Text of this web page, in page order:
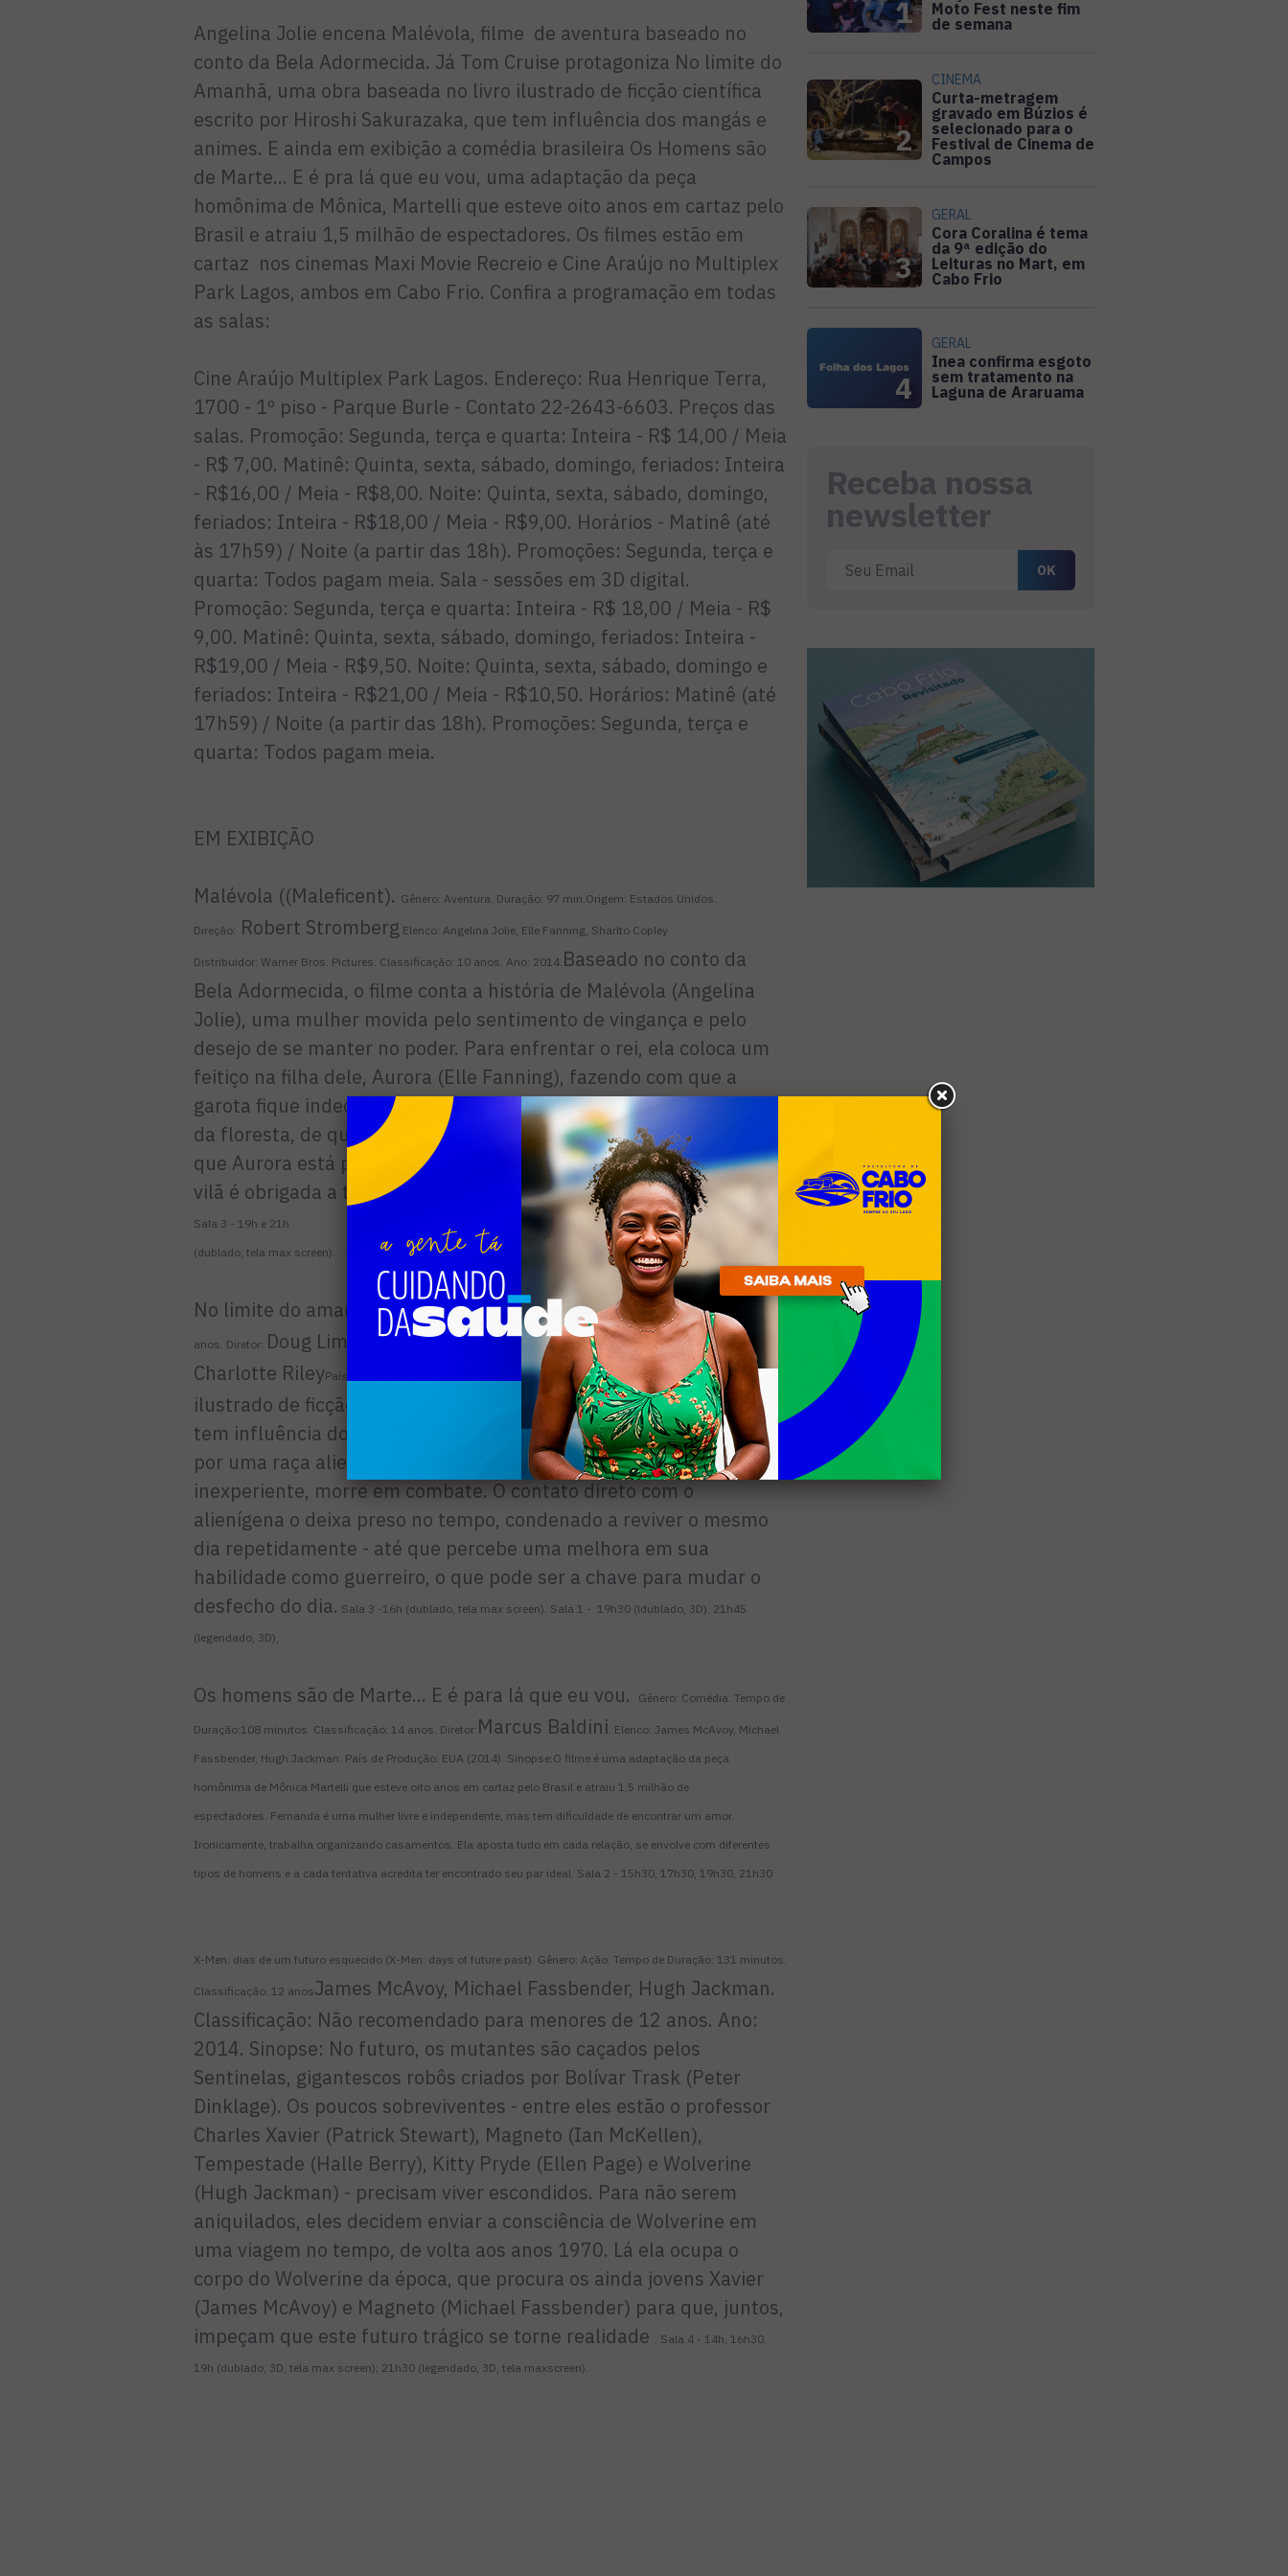
Angelina Jolie encena Malévola, filme de aventura baseado no
conto da Bela Adormecida. Já Tom Cruise protagoniza No limite do
Amanhã, uma obra baseada no livro ilustrado de ficção científica
escrito por Hiroshi Sakurazaka, que tem influência dos mangás e
animes. E ainda em exibição a comédia brasileira Os Homens são
de Marte... E é pra lá que eu vou, uma adaptação da peça
homônima de Mônica, Martelli que esteve oito anos em cartaz pelo
Brasil e atraiu 1,5 milhão de espectadores. Os filmes estão em
cartaz nos cinemas Maxi Movie Recreio e Cine Araújo no Multiplex
Park Lagos, ambos em Cabo Frio. Confira a programação em todas
as salas:
Cine Araújo Multiplex Park Lagos. Endereço: Rua Henrique Terra,
1700 - 1º piso - Parque Burle - Contato 22-2643-6603. Preços das
salas. Promoção: Segunda, terça e quarta: Inteira - R$ 14,00 / Meia
- R$ 7,00. Matinê: Quinta, sexta, sábado, domingo, feriados: Inteira
- R$16,00 / Meia - R$8,00. Noite: Quinta, sexta, sábado, domingo,
feriados: Inteira - R$18,00 / Meia - R$9,00. Horários - Matinê (até
às 17h59) / Noite (a partir das 18h). Promoções: Segunda, terça e
quarta: Todos pagam meia. Sala - sessões em 3D digital.
Promoção: Segunda, terça e quarta: Inteira - R$ 18,00 / Meia - R$
9,00. Matinê: Quinta, sexta, sábado, domingo, feriados: Inteira -
R$19,00 / Meia - R$9,50. Noite: Quinta, sexta, sábado, domingo e
feriados: Inteira - R$21,00 / Meia - R$10,50. Horários: Matinê (até
17h59) / Noite (a partir das 18h). Promoções: Segunda, terça e
quarta: Todos pagam meia.
EM EXIBIÇÃO
Malévola ((Maleficent). Gênero: Aventura. Duração: 97 min.Origem: Estados Unidos.
Direção: Robert Stromberg Elenco: Angelina Jolie, Elle Fanning, Sharlto Copley
Distribuidor: Warner Bros. Pictures. Classificação: 10 anos. Ano: 2014. Baseado no conto da
Bela Adormecida, o filme conta a história de Malévola (Angelina
Jolie), uma mulher movida pelo sentimento de vingança e pelo
desejo de se manter no poder. Para enfrentar o rei, ela coloca um
feitiço na filha dele, Aurora (Elle Fanning), fazendo com que a
garota fique indecisa entre defender o reino dos humanos e o reino
da floresta, de que aprendeu a gostar. Quando Malévola percebe
que Aurora está prestes a estabelecer a paz entre os mundos, a
vilã é obrigada a tomar uma decisão drástica.Sala 1 - 15h, 17h15 (dublado,3D).
Sala 3 - 19h e 21h
(dublado, tela max screen).
No limite do amanhã(Edge of tomorrow) . Gênero: Ação. Duração: 113 minutos. Classificação: 14
anos. Diretor: Doug Liman
Tom Cruise, Emily Blunt, Bill Paxton,
Charlotte RileyPaís de Produção: EUA (2014). Sinopse:O filme é baseado no livro
ilustrado de ficção científica escrito por Hiroshi Sakurazaka, que
tem influência dos mangás e animes. Na trama, a Terra foi sitiada
por uma raça alienígena e Bill Cage (Cruise), um recruta
inexperiente, morre em combate. O contato direto com o
alienígena o deixa preso no tempo, condenado a reviver o mesmo
dia repetidamente - até que percebe uma melhora em sua
habilidade como guerreiro, o que pode ser a chave para mudar o
desfecho do dia. Sala 3 -16h (dublado, tela max screen). Sala 1 - 19h30 (ldublado, 3D). 21h45
(legendado, 3D),
Os homens são de Marte... E é para lá que eu vou. Gênero: Comédia. Tempo de
Duração:108 minutos. Classificação: 14 anos. Diretor: Marcus Baldini. Elenco: James McAvoy, Michael
Fassbender, Hugh Jackman. País de Produção: EUA (2014). Sinopse:O filme é uma adaptação da peça
homônima de Mônica Martelli que esteve oito anos em cartaz pelo Brasil e atraiu 1,5 milhão de
espectadores. Fernanda é uma mulher livre e independente, mas tem dificuldade de encontrar um amor.
Ironicamente, trabalha organizando casamentos. Ela aposta tudo em cada relação, se envolve com diferentes
tipos de homens e a cada tentativa acredita ter encontrado seu par ideal. Sala 2 - 15h30, 17h30, 19h30, 21h30
X-Men: dias de um futuro esquecido (X-Men: days of future past). Gênero: Ação. Tempo de Duração: 131 minutos.
Classificação: 12 anosJames McAvoy, Michael Fassbender, Hugh Jackman.
Classificação: Não recomendado para menores de 12 anos. Ano:
2014. Sinopse: No futuro, os mutantes são caçados pelos
Sentinelas, gigantescos robôs criados por Bolívar Trask (Peter
Dinklage). Os poucos sobreviventes - entre eles estão o professor
Charles Xavier (Patrick Stewart), Magneto (Ian McKellen),
Tempestade (Halle Berry), Kitty Pryde (Ellen Page) e Wolverine
(Hugh Jackman) - precisam viver escondidos. Para não serem
aniquilados, eles decidem enviar a consciência de Wolverine em
uma viagem no tempo, de volta aos anos 1970. Lá ela ocupa o
corpo do Wolverine da época, que procura os ainda jovens Xavier
(James McAvoy) e Magneto (Michael Fassbender) para que, juntos,
impeçam que este futuro trágico se torne realidade . Sala 4 - 14h, 16h30,
19h (dublado, 3D, tela max screen); 21h30 (legendado, 3D, tela maxscreen).
1
Moto Fest neste fim
de semana
2
CINEMA
Curta-metragem
gravado em Búzios é
selecionado para o
Festival de Cinema de
Campos
3
GERAL
Cora Coralina é tema
da 9ª edição do
Leituras no Mart, em
Cabo Frio
4
GERAL
Inea confirma esgoto
sem tratamento na
Laguna de Araruama
Receba nossa
newsletter